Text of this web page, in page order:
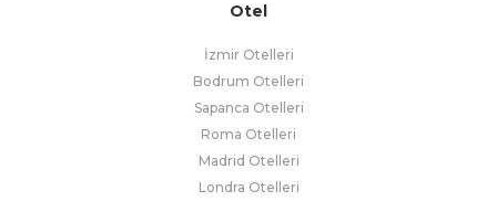
Otel
İzmir Otelleri
Bodrum Otelleri
Sapanca Otelleri
Roma Otelleri
Madrid Otelleri
Londra Otelleri